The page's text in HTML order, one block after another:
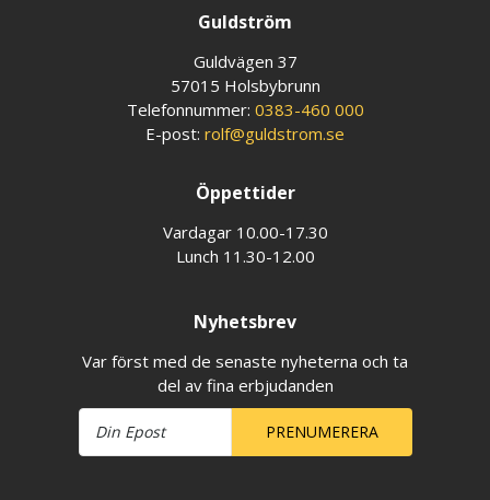
Guldström
Guldvägen 37
57015 Holsbybrunn
Telefonnummer: 0383-460 000
E-post: rolf@guldstrom.se
Öppettider
Vardagar 10.00-17.30
Lunch 11.30-12.00
Nyhetsbrev
Var först med de senaste nyheterna och ta
del av fina erbjudanden
PRENUMERERA